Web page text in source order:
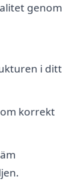
genom
i ditt
korrekt